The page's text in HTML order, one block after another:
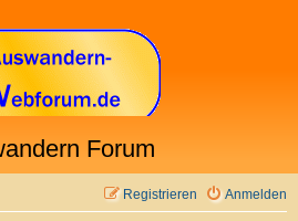
Forum
Anmelden
Registrieren